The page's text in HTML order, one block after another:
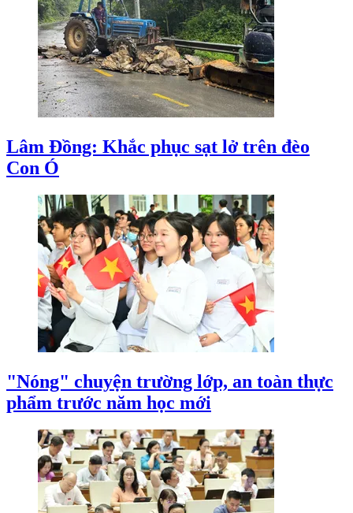
Lâm Đồng: Khắc phục sạt lở trên đèo
Con Ó
"Nóng" chuyện trường lớp, an toàn thực
phẩm trước năm học mới